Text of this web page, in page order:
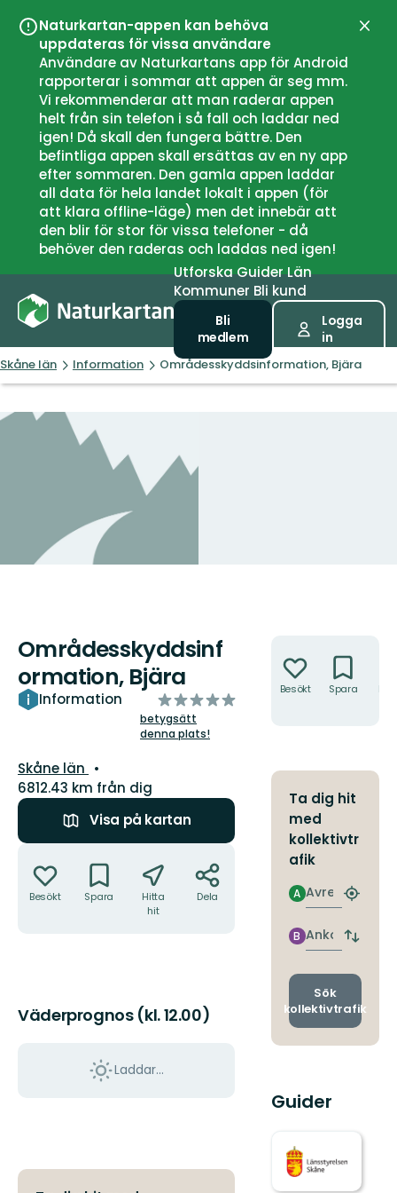
Naturkartan-appen kan behöva
uppdateras för vissa användare
Användare av Naturkartans app för Android
rapporterar i sommar att appen är seg mm.
Vi rekommenderar att man raderar appen
helt från sin telefon i så fall och laddar ned
igen! Då skall den fungera bättre. Den
befintliga appen skall ersättas av en ny app
efter sommaren. Den gamla appen laddar
all data för hela landet lokalt i appen (för
att klara offline-läge) men det innebär att
den blir för stor för vissa telefoner - då
behöver den raderas och laddas ned igen!
UtforskaGuiderLän
Kommuner Bli kund
Bli
medlem
Logga
in
Skåne län Information Områdesskyddsinformation, Bjära
Områdesskyddsinf
ormation, Bjära
Information
av
5
stjärnor
betygsätt
denna plats!
Län:
Skåne län
6812.43 km från dig
Visa på kartan
Besökt Spara
Hitta
hit
Dela
Väderprognos (kl. 12.00)
Laddar...
Besökt Spara
Ta dig hit
med
kollektivtr
afik
Avresa
A
Hitta
Ankomst
B
Byt
och
Sök
kollektivtrafik
Guider